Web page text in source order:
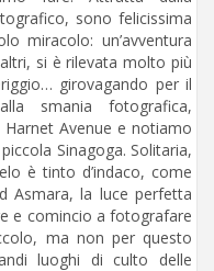
sono felicissima
miracolo: un’avventura
si è rilevata molto più
girovagando per il
smania fotografica,
Avenue e notiamo
Sinagoga. Solitaria,
è tinto d’indaco, come
Asmara, la luce perfetta
e comincio a fotografare
ma non per questo
luoghi di culto delle